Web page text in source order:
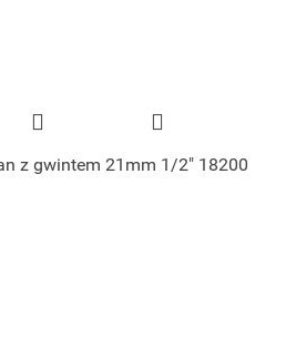
z gwintem 21mm 1/2" 18200